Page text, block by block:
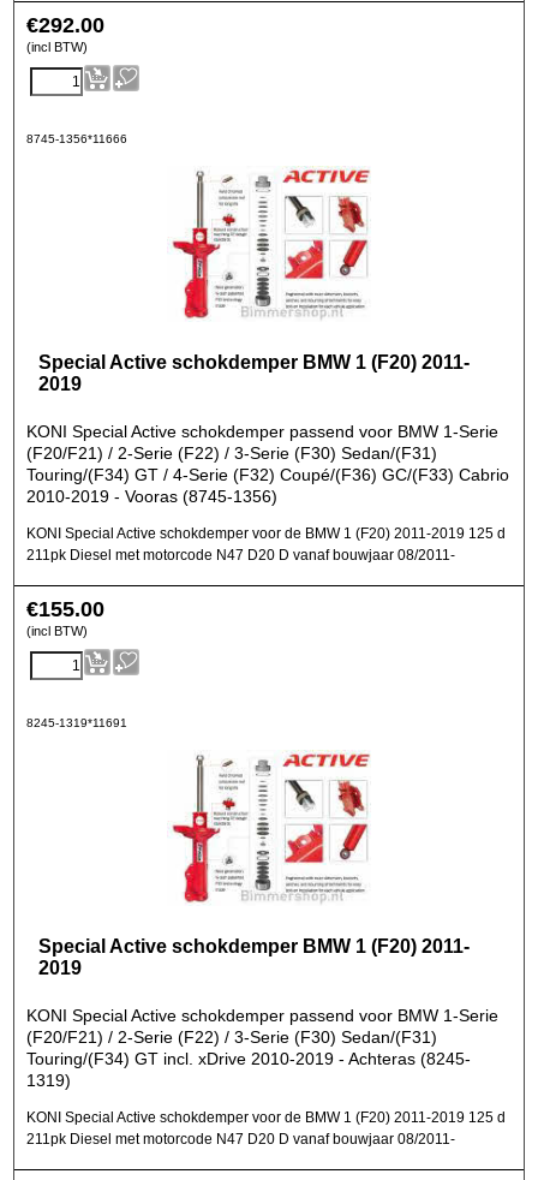
€292.00
(incl BTW)
8745-1356*11666
Special Active schokdemper BMW 1 (F20) 2011-
2019
KONI Special Active schokdemper passend voor BMW 1-Serie
(F20/F21) / 2-Serie (F22) / 3-Serie (F30) Sedan/(F31)
Touring/(F34) GT / 4-Serie (F32) Coupé/(F36) GC/(F33) Cabrio
2010-2019 - Vooras (8745-1356)
KONI Special Active schokdemper voor de BMW 1 (F20) 2011-2019 125 d
211pk Diesel met motorcode N47 D20 D vanaf bouwjaar 08/2011-
€155.00
(incl BTW)
8245-1319*11691
Special Active schokdemper BMW 1 (F20) 2011-
2019
KONI Special Active schokdemper passend voor BMW 1-Serie
(F20/F21) / 2-Serie (F22) / 3-Serie (F30) Sedan/(F31)
Touring/(F34) GT incl. xDrive 2010-2019 - Achteras (8245-
1319)
KONI Special Active schokdemper voor de BMW 1 (F20) 2011-2019 125 d
211pk Diesel met motorcode N47 D20 D vanaf bouwjaar 08/2011-